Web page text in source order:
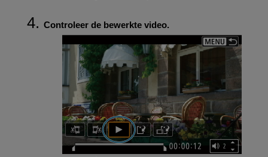
Controleer de bewerkte video.